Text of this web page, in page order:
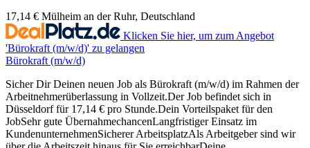
17,14 € Mülheim an der Ruhr, Deutschland
Klicken Sie hier, um zum Angebot
'Bürokraft (m/w/d)' zu gelangen
Bürokraft (m/w/d)
Sicher Dir Deinen neuen Job als Bürokraft (m/w/d) im Rahmen der
Arbeitnehmerüberlassung in Vollzeit.Der Job befindet sich in
Düsseldorf für 17,14 € pro Stunde.Dein Vorteilspaket für den
JobSehr gute ÜbernahmechancenLangfristiger Einsatz im
KundenunternehmenSicherer ArbeitsplatzAls Arbeitgeber sind wir